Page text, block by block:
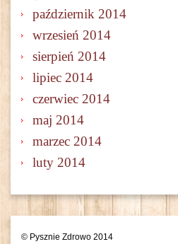
październik 2014
wrzesień 2014
sierpień 2014
lipiec 2014
czerwiec 2014
maj 2014
marzec 2014
luty 2014
© Pysznie Zdrowo 2014